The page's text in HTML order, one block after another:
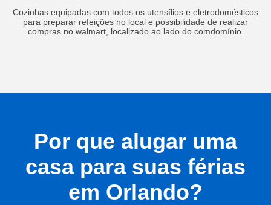
Cozinhas equipadas com todos os utensílios e eletrodomésticos
para preparar refeições no local e possibilidade de realizar
compras no walmart, localizado ao lado do comdomínio.
Por que alugar uma
casa para suas férias
em Orlando?